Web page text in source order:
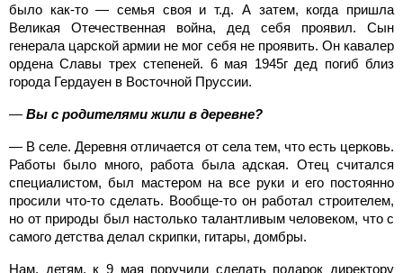
было как-то — семья своя и т.д. А затем, когда пришла
Великая Отечественная война, дед себя проявил. Сын
генерала царской армии не мог себя не проявить. Он кавалер
ордена Славы трех степеней. 6 мая 1945г дед погиб близ
города Гердауен в Восточной Пруссии.
— Вы с родителями жили в деревне?
— В селе. Деревня отличается от села тем, что есть церковь.
Работы было много, работа была адская. Отец считался
специалистом, был мастером на все руки и его постоянно
просили что-то сделать. Вообще-то он работал строителем,
но от природы был настолько талантливым человеком, что с
самого детства делал скрипки, гитары, домбры.
Нам, детям, к 9 мая поручили сделать подарок директору